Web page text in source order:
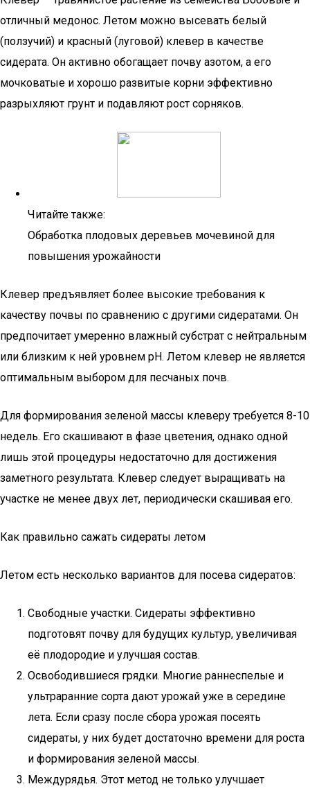
отличный медонос. Летом можно высевать белый
(ползучий) и красный (луговой) клевер в качестве
сидерата. Он активно обогащает почву азотом, а его
мочковатые и хорошо развитые корни эффективно
разрыхляют грунт и подавляют рост сорняков.
Читайте также:
Обработка плодовых деревьев мочевиной для
повышения урожайности
Клевер предъявляет более высокие требования к
качеству почвы по сравнению с другими сидератами. Он
предпочитает умеренно влажный субстрат с нейтральным
или близким к ней уровнем pH. Летом клевер не является
оптимальным выбором для песчаных почв.
Для формирования зеленой массы клеверу требуется 8-10
недель. Его скашивают в фазе цветения, однако одной
лишь этой процедуры недостаточно для достижения
заметного результата. Клевер следует выращивать на
участке не менее двух лет, периодически скашивая его.
Как правильно сажать сидераты летом
Летом есть несколько вариантов для посева сидератов:
Свободные участки. Сидераты эффективно
подготовят почву для будущих культур, увеличивая
её плодородие и улучшая состав.
Освободившиеся грядки. Многие раннеспелые и
ультраранние сорта дают урожай уже в середине
лета. Если сразу после сбора урожая посеять
сидераты, у них будет достаточно времени для роста
и формирования зеленой массы.
Междурядья. Этот метод не только улучшает